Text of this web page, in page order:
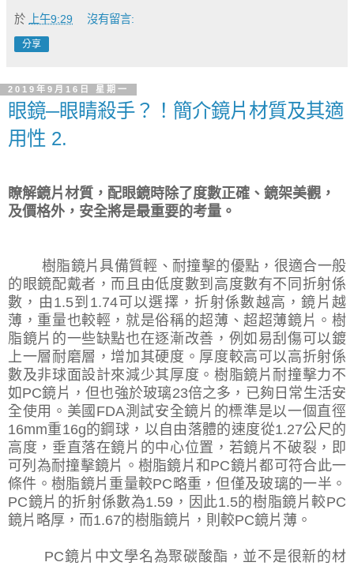
於 上午9:29 沒有留言:
分享
2019年9月16日 星期一
眼鏡─眼睛殺手？！簡介鏡片材質及其適
用性 2.
瞭解鏡片材質，配眼鏡時除了度數正確 、鏡架美觀，
及價格外，安全將是最重要的考量。
樹脂鏡片具備質輕、耐撞擊的優點，很適合一般
的眼鏡配戴者，而且由低度數到高度數有不同折射係
數，由 1.5到 1.74可以選擇，折射係數越高，鏡片越
薄，重量也較輕，就是俗稱的超薄、超超薄鏡片。樹
脂鏡片的一些缺點也在逐漸改善，例如易刮傷可以鍍
上一層耐磨層，增加其硬度。厚度較高可以高折射係
數及非球面設計來減少其厚度。樹脂鏡片耐撞擊力不
如 PC鏡片，但也強於玻璃23倍之多，已夠日常生活安
全使用。美國 FDA測試安全鏡片的標準是以一個直徑
16mm重16g的鋼球，以自由落體的速度從1.27公尺的
高度，垂直落在鏡片的中心位置，若鏡片不破裂，即
可列為耐撞擊鏡片。樹脂鏡片和 PC鏡片都可符合此一
條件。樹脂鏡片重量較PC略重，但僅及玻璃的一半。
PC鏡片的折射係數為1.59 ，因此1.5的樹脂鏡片較PC
鏡片略厚，而1.67的樹脂鏡片，則較PC鏡片薄。
PC鏡片中文學名為聚碳酸酯，並不是很新的材